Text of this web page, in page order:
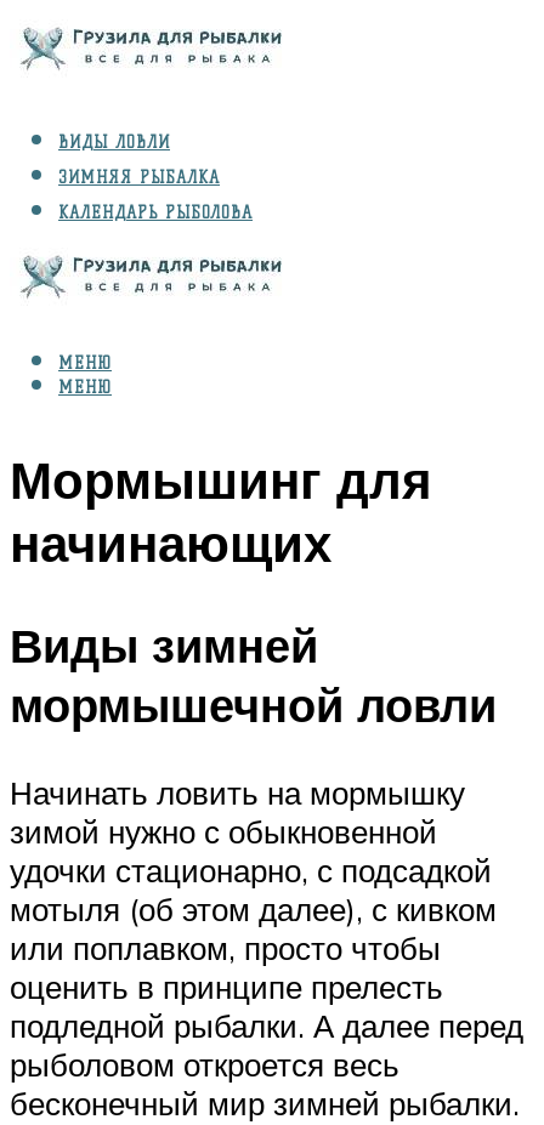
ВИДЫ ЛОВЛИ
ЗИМНЯЯ РЫБАЛКА
КАЛЕНДАРЬ РЫБОЛОВА
СНАРЯЖЕНИЕ
МЕНЮ
МЕНЮ
Мормышинг для
начинающих
Виды зимней
мормышечной ловли
Начинать ловить на мормышку
зимой нужно с обыкновенной
удочки стационарно, с подсадкой
мотыля (об этом далее), с кивком
или поплавком, просто чтобы
оценить в принципе прелесть
подледной рыбалки. А далее перед
рыболовом откроется весь
бесконечный мир зимней рыбалки.